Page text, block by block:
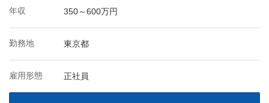
年収 350～600万円
勤務地 東京都
雇用形態 正社員